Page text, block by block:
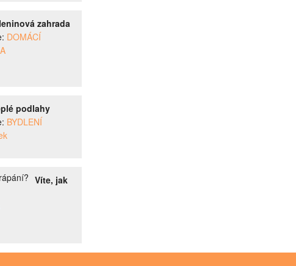
zahrada
DOMÁCÍ
podlahy
BYDLENÍ
Víte, jak